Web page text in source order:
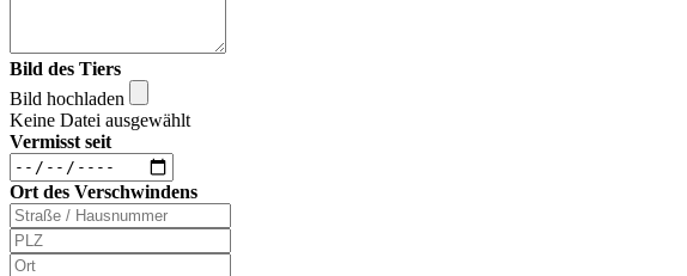
Bild des Tiers
Bild hochladen
Keine Datei ausgewählt
Vermisst seit
Ort des Verschwindens